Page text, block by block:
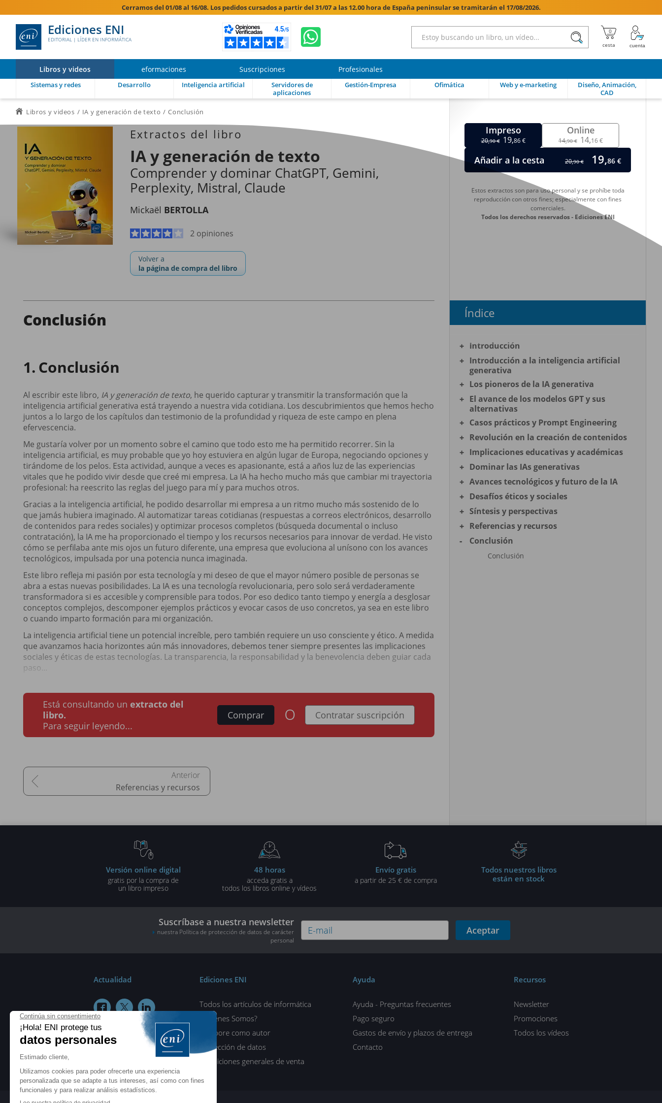
Cerramos del 01/08 al 16/08. Los pedidos cursados a partir del 31/07 a las 12.00 hora de España peninsular se tramitarán el 17/08/2026.
Ediciones ENI
EDITORIAL | LÍDER EN INFORMÁTICA 
Libros y videos eformaciones Suscripciones Profesionales
Sistemas y redes Desarrollo Inteligencia artificial
Servidores de
aplicaciones
Gestión-Empresa Ofimática Web y e-marketing
Diseño, Animación,
CAD
Libros y videos IA y generación de texto Conclusión
Extractos del libro
IA y generación de texto
Comprender y dominar ChatGPT, Gemini,
Perplexity, Mistral, Claude
Mickaël BERTOLLA
2 opiniones
Volver a
la página de compra del libro
Impreso
20,90 € 19,86 €
Online
14,90 € 14,16 €
Añadir a la cesta 20,90 € 19,86 €
Estos extractos son para uso personal y se prohíbe toda
reproducción con otros fines; especialmente con fines
comerciales.
Todos los derechos reservados - Ediciones ENI
Conclusión
Conclusión
Al escribir este libro, IA y generación de texto, he querido capturar y transmitir la transformación que la
inteligencia artificial generativa está trayendo a nuestra vida cotidiana. Los descubrimientos que hemos hecho
juntos a lo largo de los capítulos dan testimonio de la profundidad y riqueza de este campo en plena
efervescencia.
Me gustaría volver por un momento sobre el camino que todo esto me ha permitido recorrer. Sin la
inteligencia artificial, es muy probable que yo hoy estuviera en algún lugar de Europa, negociando opciones y
tirándome de los pelos. Esta actividad, aunque a veces es apasionante, está a años luz de las experiencias
vitales que he podido vivir desde que creé mi empresa. La IA ha hecho mucho más que cambiar mi trayectoria
profesional: ha reescrito las reglas del juego para mí y para muchos otros.
Gracias a la inteligencia artificial, he podido desarrollar mi empresa a un ritmo mucho más sostenido de lo
que jamás hubiera imaginado. Al automatizar tareas cotidianas (respuestas a correos electrónicos, desarrollo
de contenidos para redes sociales) y optimizar procesos completos (búsqueda documental o incluso
contratación), la IA me ha proporcionado el tiempo y los recursos necesarios para innovar de verdad. He visto
cómo se perfilaba ante mis ojos un futuro diferente, una empresa que evoluciona al unísono con los avances
tecnológicos, impulsada por una potencia nunca imaginada.
Este libro refleja mi pasión por esta tecnología y mi deseo de que el mayor número posible de personas se
abra a estas nuevas posibilidades. La IA es una tecnología revolucionaria, pero solo será verdaderamente
transformadora si es accesible y comprensible para todos. Por eso dedico tanto tiempo y energía a desglosar
conceptos complejos, descomponer ejemplos prácticos y evocar casos de uso concretos, ya sea en este libro
o cuando imparto formación para mi organización.
La inteligencia artificial tiene un potencial increíble, pero también requiere un uso consciente y ético. A medida
que avanzamos hacia horizontes aún más innovadores, debemos tener siempre presentes las implicaciones
sociales y éticas de estas tecnologías. La transparencia, la responsabilidad y la benevolencia deben guiar cada
paso...
Está consultando un extracto del
libro.
Para seguir leyendo...
Comprar o Contratar suscripción
Referencias y recursos
Índice
Introducción
Introducción a la inteligencia artificial
generativa
Los pioneros de la IA generativa
El avance de los modelos GPT y sus
alternativas
Casos prácticos y Prompt Engineering
Revolución en la creación de contenidos
Implicaciones educativas y académicas
Dominar las IAs generativas
Avances tecnológicos y futuro de la IA
Desafíos éticos y sociales
Síntesis y perspectivas
Referencias y recursos
Conclusión
Conclusión
Versión online digital
gratis por la compra de
un libro impreso
48 horas
acceda gratis a
todos los libros online y vídeos
Envío gratis
a partir de 25 € de compra
Todos nuestros libros
están en stock
Suscríbase a nuestra newsletter
nuestra Política de protección de datos de carácter
personal
Aceptar
Actualidad
  
Ediciones ENI
Todos los artículos de informática
¿Quiénes Somos?
Colabore como autor
Protección de datos
Condiciones generales de venta
Ayuda
Ayuda - Preguntas frecuentes
Pago seguro
Gastos de envío y plazos de entrega
Contacto
Recursos
Newsletter
Promociones
Todos los vídeos